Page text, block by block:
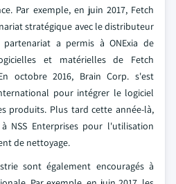
Par exemple, en juin 2017, Fetch
stratégique avec le distributeur
partenariat a permis à ONExia de
et matérielles de Fetch
octobre 2016, Brain Corp. s'est
pour intégrer le logiciel
produits. Plus tard cette année-là,
NSS Enterprises pour l'utilisation
de nettoyage.
sont également encouragés à